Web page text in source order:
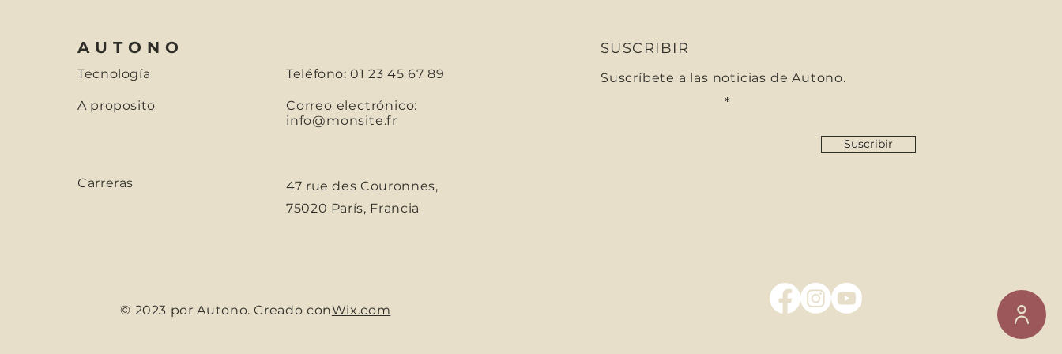
AUTONO
Tecnología
A proposito
Carreras
Teléfono: 01 23 45 67 89
Correo electrónico:
info@monsite.fr
47 rue des Couronnes,
75020 París, Francia
SUSCRIBIR
Suscríbete a las noticias de Autono.
Suscribir
© 2023 por Autono. Creado conWix.com